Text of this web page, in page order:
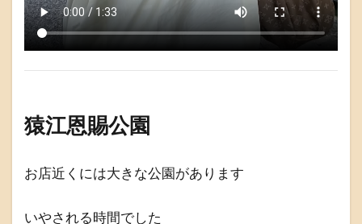
猿江恩賜公園
お店近くには大きな公園があります
いやされる時間でした